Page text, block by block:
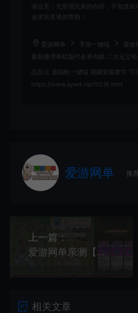
请注意：无所谓完美的内容，不包含
追求完美请勿赞助！
爱游网单 手游一键端
爱游
最新整理单机版代金券内购 二次元立
品后台 虚拟机一键端 视频安装教学 可
https://www.aywd.vip/10216.html
爱游网单 推
上一篇：
爱游网单亲测【植物萌斗H5单机版】最新整理塔防类 代金券内购版 GM物品后台 虚拟机一键端视频教学 支持自配家庭局域网
相关文章